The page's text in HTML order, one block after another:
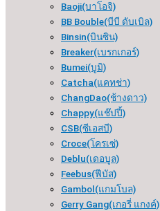
Baoji(บาโอจิ)
BB Bouble(บีบี ดับเบิล)
Binsin(บินซิน)
Breaker(เบรกเกอร์​)
Bumei(บูมิ)
Catcha(แคทช่า)
ChangDao(ช้างดาว)
Chappy(แช๊ปปี้)
CSB(ซีเอสบี)
Croce(โครเซ่)
Deblu(เดอบูล)
Feebus(ฟีบัส)
Gambol(แกมโบล)
Gerry Gang(เกอรี่ แกงค์)